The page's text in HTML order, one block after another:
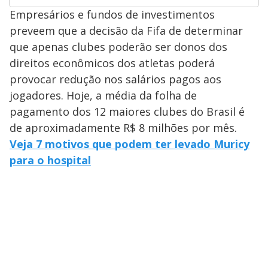
Empresários e fundos de investimentos
preveem que a decisão da Fifa de determinar
que apenas clubes poderão ser donos dos
direitos econômicos dos atletas poderá
provocar redução nos salários pagos aos
jogadores. Hoje, a média da folha de
pagamento dos 12 maiores clubes do Brasil é
de aproximadamente R$ 8 milhões por mês.
Veja 7 motivos que podem ter levado Muricy
para o hospital